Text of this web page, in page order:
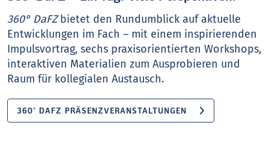
360° DaFZbietet den Rundumblick auf aktuelle
Entwicklungen im Fach – mit einem inspirierenden
Impulsvortrag, sechs praxisorientierten Workshops,
interaktiven Materialien zum Ausprobieren und
Raum für kollegialen Austausch.
360° DAFZ PRÄSENZVERANSTALTUNGEN